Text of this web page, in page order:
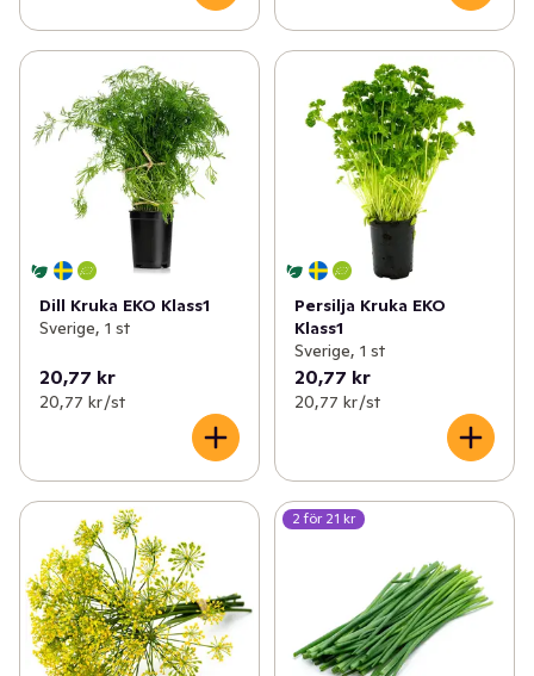
Dill Kruka EKO Klass1
Sverige, 1 st
20,77 kr
20,77 kr /st
Persilja Kruka EKO
Klass1
Sverige, 1 st
20,77 kr
20,77 kr /st
2 för 21 kr